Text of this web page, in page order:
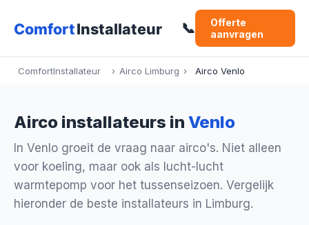
📞
Offerte
aanvragen
ComfortInstallateur › Airco Limburg › Airco Venlo
Airco installateurs in Venlo
In Venlo groeit de vraag naar airco's. Niet alleen
voor koeling, maar ook als lucht-lucht
warmtepomp voor het tussenseizoen. Vergelijk
hieronder de beste installateurs in Limburg.